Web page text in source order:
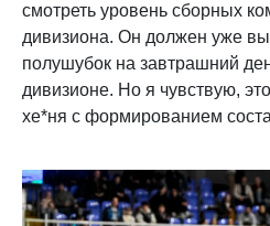
смотреть уровень сборных
дивизиона. Он должен уже
полушубок на завтрашний
дивизионе. Но я чувствую,
хе*ня с формированием